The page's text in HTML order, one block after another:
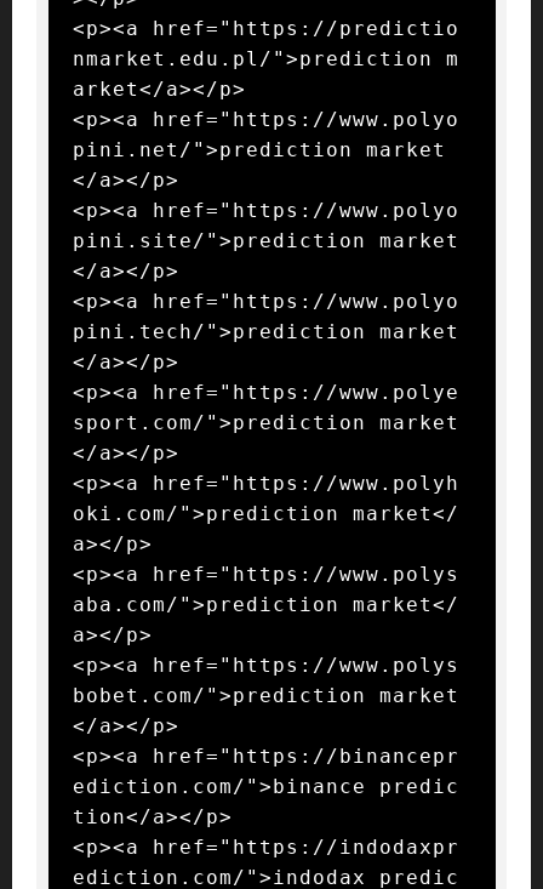
<p><a href="https://predictio
nmarket.edu.pl/">prediction m
arket</a></p>
<p><a href="https://www.polyo
pini.net/">prediction market
</a></p>
<p><a href="https://www.polyo
pini.site/">prediction market
</a></p>
<p><a href="https://www.polyo
pini.tech/">prediction market
</a></p>
<p><a href="https://www.polye
sport.com/">prediction market
</a></p>
<p><a href="https://www.polyh
oki.com/">prediction market</
a></p>
<p><a href="https://www.polys
aba.com/">prediction market</
a></p>
<p><a href="https://www.polys
bobet.com/">prediction market
</a></p>
<p><a href="https://binancepr
ediction.com/">binance predic
tion</a></p>
<p><a href="https://indodaxpr
ediction.com/">indodax predic